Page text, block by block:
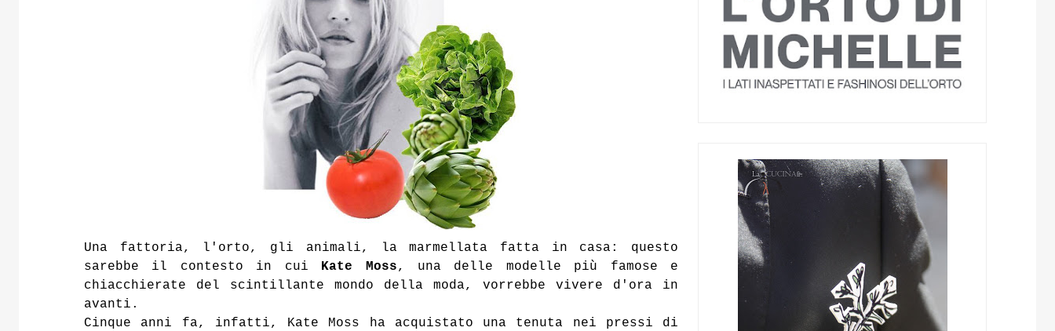
Una fattoria, l'orto, gli animali, la marmellata fatta in casa: questo
sarebbe il contesto in cui Kate Moss, una delle modelle più famose e
chiacchierate del scintillante mondo della moda, vorrebbe vivere d'ora in
avanti.
Cinque anni fa, infatti, Kate Moss ha acquistato una tenuta nei pressi di